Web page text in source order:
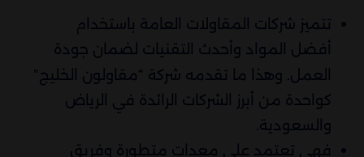
تتميز شركات المقاولات العامة باستخدام
أفضل المواد وأحدث التقنيات لضمان جودة
العمل. وهذا ما تقدمه شركة “مقاولون الخليج”
كواحدة من أبرز الشركات الرائدة في الرياض
والسعودية.
فهي تعتمد على معدات متطورة وفريق